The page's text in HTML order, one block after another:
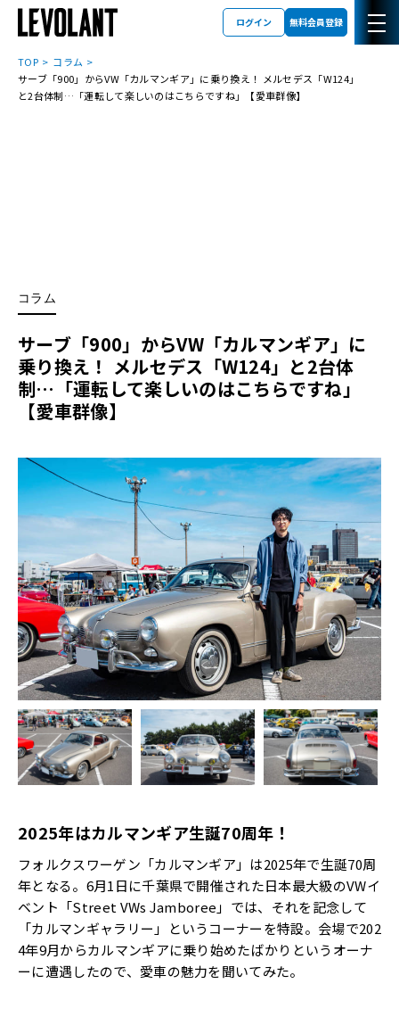
ログイン 無料会員登録
TOP
コラム
サーブ「900」からVW「カルマンギア」に乗り換え！ メルセデス「W124」
と2台体制…「運転して楽しいのはこちらですね」【愛車群像】
コラム
サーブ「900」からVW「カルマンギア」に
乗り換え！ メルセデス「W124」と2台体
制…「運転して楽しいのはこちらですね」
【愛車群像】
2025年はカルマンギア生誕70周年！
フォルクスワーゲン「カルマンギア」は2025年で生誕70周
年となる。6月1日に千葉県で開催された日本最大級のVWイ
ベント「Street VWs Jamboree」では、それを記念して
「カルマンギャラリー」というコーナーを特設。会場で202
4年9月からカルマンギアに乗り始めたばかりというオーナ
ーに遭遇したので、愛車の魅力を聞いてみた。